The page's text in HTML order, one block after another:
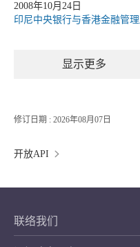
2008年10月24日
印尼中央银行与香港金融管
显示更多
修订日期 : 2026年08月07日
开放API
联络我们